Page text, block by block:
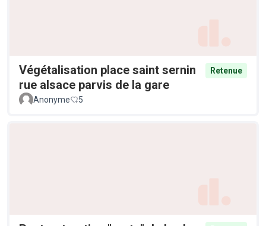
Végétalisation place saint sernin
rue alsace parvis de la gare
Retenue
Anonyme 5